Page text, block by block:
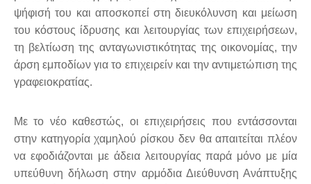
ψήφισή του και αποσκοπεί στη διευκόλυνση και μείωση
του κόστους ίδρυσης και λειτουργίας των επιχειρήσεων,
τη βελτίωση της ανταγωνιστικότητας της οικονομίας, την
άρση εμποδίων για το επιχειρείν και την αντιμετώπιση της
γραφειοκρατίας.
Με το νέο καθεστώς, οι επιχειρήσεις που εντάσσονται
στην κατηγορία χαμηλού ρίσκου δεν θα απαιτείται πλέον
να εφοδιάζονται με άδεια λειτουργίας παρά μόνο με μία
υπεύθυνη δήλωση στην αρμόδια Διεύθυνση Ανάπτυξης